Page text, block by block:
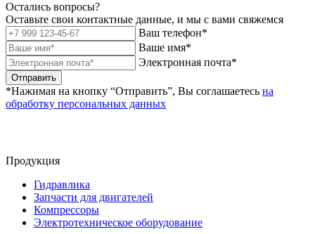
Остались вопросы?
Оставьте свои контактные данные, и мы с вами свяжемся
Ваш телефон*
Ваше имя*
Электронная почта*
Отправить
*Нажимая на кнопку “Отправить”, Вы соглашаетесь на
обработку персональных данных
Продукция
Гидравлика
Запчасти для двигателей
Компрессоры
Электротехническое оборудование